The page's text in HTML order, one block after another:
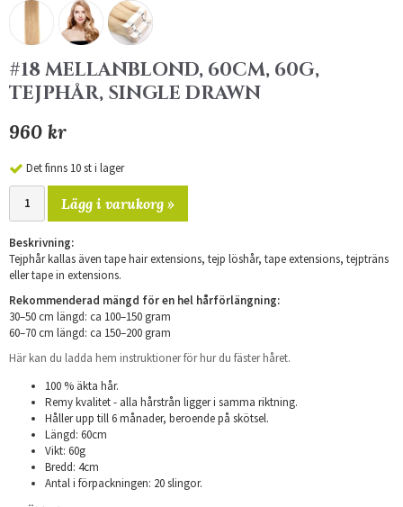
#18 MELLANBLOND, 60CM, 60G,
TEJPHÅR, SINGLE DRAWN
960 kr
Det finns 10 st i lager
Lägg i varukorg »
Beskrivning:
Tejphår kallas även tape hair extensions, tejp löshår, tape extensions, tejpträns
eller tape in extensions.
Rekommenderad mängd för en hel hårförlängning:
30–50 cm längd: ca 100–150 gram
60–70 cm längd: ca 150–200 gram
Här kan du ladda hem instruktioner för hur du fäster håret.
100 % äkta hår.
Remy kvalitet - alla hårstrån ligger i samma riktning.
Håller upp till 6 månader, beroende på skötsel.
Längd: 60cm
Vikt: 60g
Bredd: 4cm
Antal i förpackningen: 20 slingor.